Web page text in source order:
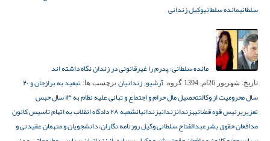
سلطانیمائده سلطانیوکیل زندانی
مائده سلطانی: پدرم را غیرقانونی در زندان نگاه داشته اند
تاریخ: شهریور 26ام, 1394 گروه: آرشیو, زندانیان برچسب ها:
تبعید به برازجان و ۲۰
سال محرومیت از وکالت
تحصیل مال حرام و اجتماع و تبانی علیه نظام به ۱۳ سال حبس
تعزیریرئیس قوه قضائیهزندانزندانیزندانیان
شعبه ۲۸ دادگاه انقلاب به اتهام تاسیس کانون
مدافعان حقوق بشرعبدالفتاح سلطانی وکیل روزنامه نگاران، دانشجویان و متهمان عقیدتی و